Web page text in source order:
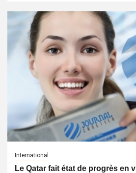
International
Le Qatar fait état de progrès en